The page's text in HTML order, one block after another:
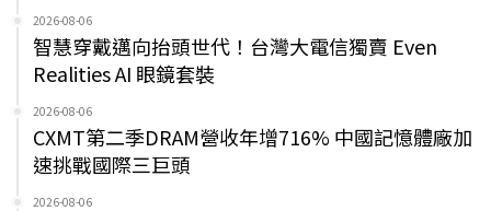
2026-08-06
智慧穿戴邁向抬頭世代！台灣大電信獨賣 Even
Realities AI 眼鏡套裝
2026-08-06
CXMT第二季DRAM營收年增716% 中國記憶體廠加
速挑戰國際三巨頭
2026-08-06